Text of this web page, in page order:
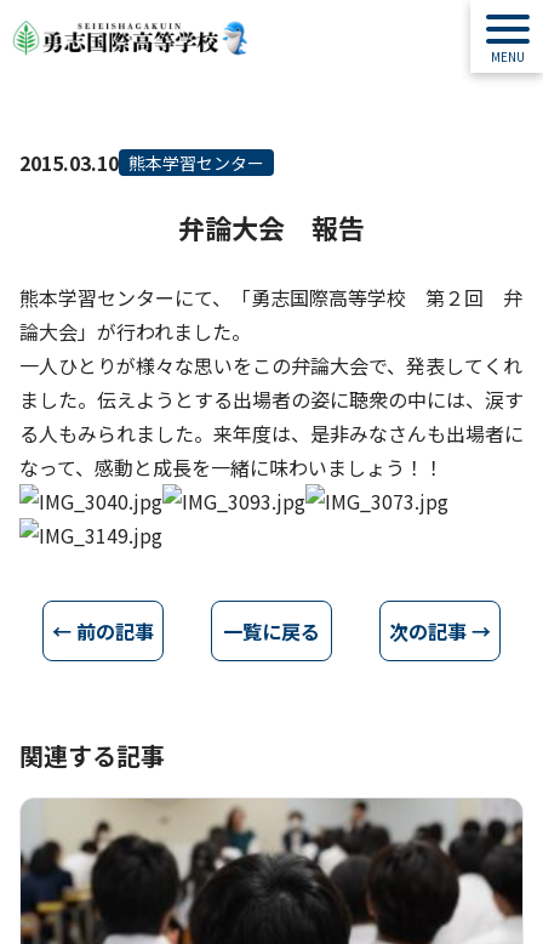
2015.03.10 熊本学習センター
弁論大会 報告
熊本学習センターにて、「勇志国際高等学校 第２回 弁
論大会」が行われました。
一人ひとりが様々な思いをこの弁論大会で、発表してくれ
ました。伝えようとする出場者の姿に聴衆の中には、涙す
る人もみられました。来年度は、是非みなさんも出場者に
なって、感動と成長を一緒に味わいましょう！！
← 前の記事 一覧に戻る 次の記事 →
関連する記事